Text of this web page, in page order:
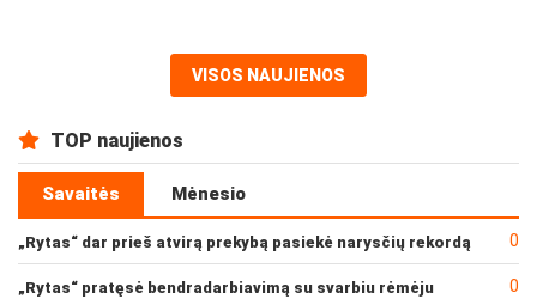
VISOS NAUJIENOS
TOP naujienos
Savaitės Mėnesio
„Rytas“ dar prieš atvirą prekybą pasiekė narysčių rekordą 0
„Rytas“ pratęsė bendradarbiavimą su svarbiu rėmėju 0